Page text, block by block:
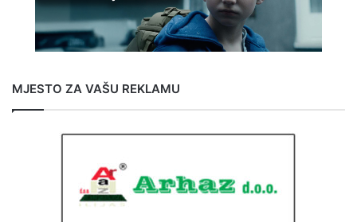
MJESTO ZA VAŠU REKLAMU